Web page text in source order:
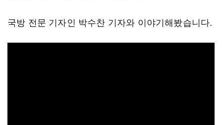
국방 전문 기자인 박수찬 기자와 이야기해봤습니다.